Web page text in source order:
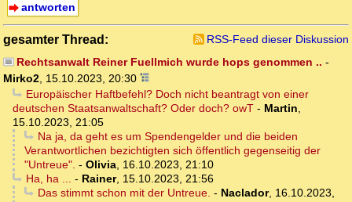
antworten
gesamter Thread:
RSS-Feed dieser Diskussion
Rechtsanwalt Reiner Fuellmich wurde hops genommen .. -
Mirko2, 15.10.2023, 20:30
Europäischer Haftbefehl? Doch nicht beantragt von einer
deutschen Staatsanwaltschaft? Oder doch? owT - Martin,
15.10.2023, 21:05
Na ja, da geht es um Spendengelder und die beiden
Verantwortlichen bezichtigten sich öffentlich gegenseitig der
"Untreue". - Olivia, 16.10.2023, 21:10
Ha, ha ... - Rainer, 15.10.2023, 21:56
Das stimmt schon mit der Untreue. - Naclador, 16.10.2023,